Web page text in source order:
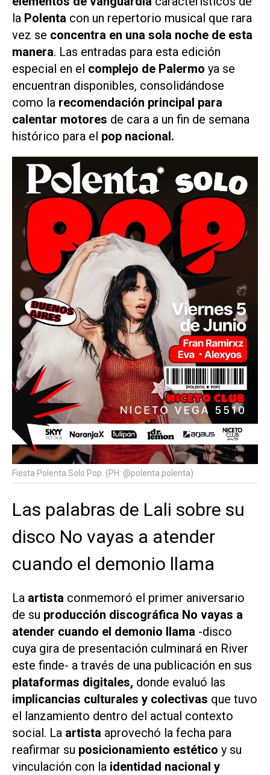
la Polenta con un repertorio musical que rara
vez se concentra en una sola noche de esta
manera. Las entradas para esta edición
especial en el complejo de Palermo ya se
encuentran disponibles, consolidándose
como la recomendación principal para
calentar motores de cara a un fin de semana
histórico para el pop nacional.
Fiesta Polenta Solo Pop. (PH: @polenta.polenta)
Las palabras de Lali sobre su
disco No vayas a atender
cuando el demonio llama
La artista conmemoró el primer aniversario
de su producción discográfica No vayas a
atender cuando el demonio llama -disco
cuya gira de presentación culminará en River
este finde- a través de una publicación en sus
plataformas digitales, donde evaluó las
implicancias culturales y colectivas que tuvo
el lanzamiento dentro del actual contexto
social. La artista aprovechó la fecha para
reafirmar su posicionamiento estético y su
vinculación con la identidad nacional y